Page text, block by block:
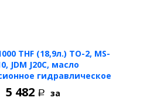
THF (18,9л.) TO-2, MS-
JDM J20C, масло
гидравлическое
5 482 Р за